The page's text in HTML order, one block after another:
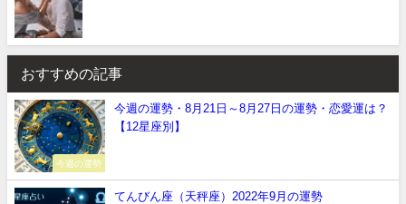
おすすめの記事
今週の運勢
今週の運勢・8月21日～8月27日の運勢・恋愛運は？
【12星座別】
てんびん座（天秤座）2022年9月の運勢